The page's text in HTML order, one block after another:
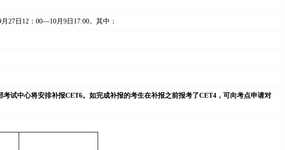
27日12：00—10月9日17:00。其中：
试中心将安排补报CET6。如完成补报的考生在补报之前报考了CET4，可向考点申请对